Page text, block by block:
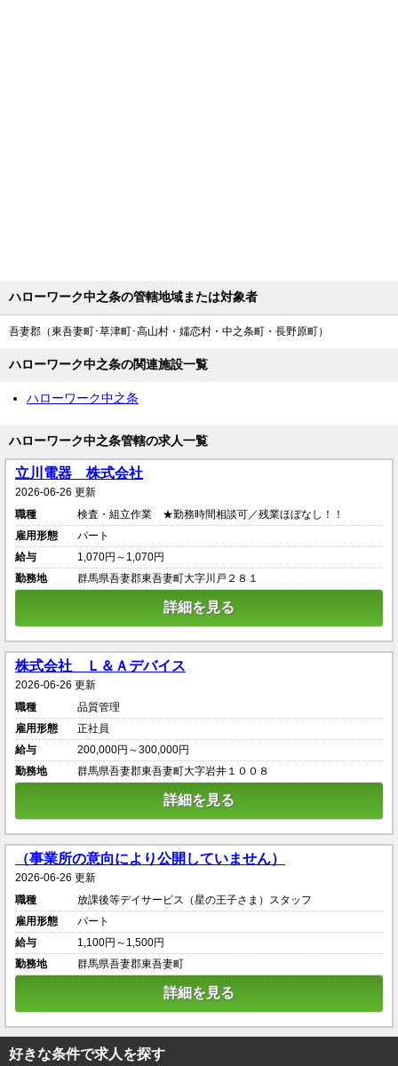
ハローワーク中之条の管轄地域または対象者
吾妻郡（東吾妻町･草津町･高山村・嬬恋村・中之条町・長野原町）
ハローワーク中之条の関連施設一覧
ハローワーク中之条
ハローワーク中之条管轄の求人一覧
立川電器 株式会社
2026-06-26 更新
職種
検査・組立作業 ★勤務時間相談可／残業ほぼなし！！
雇用形態
パート
給与
1,070円～1,070円
勤務地
群馬県吾妻郡東吾妻町大字川戸２８１
詳細を見る
株式会社 Ｌ＆Ａデバイス
2026-06-26 更新
職種
品質管理
雇用形態
正社員
給与
200,000円～300,000円
勤務地
群馬県吾妻郡東吾妻町大字岩井１００８
詳細を見る
（事業所の意向により公開していません）
2026-06-26 更新
職種
放課後等デイサービス（星の王子さま）スタッフ
雇用形態
パート
給与
1,100円～1,500円
勤務地
群馬県吾妻郡東吾妻町
詳細を見る
好きな条件で求人を探す